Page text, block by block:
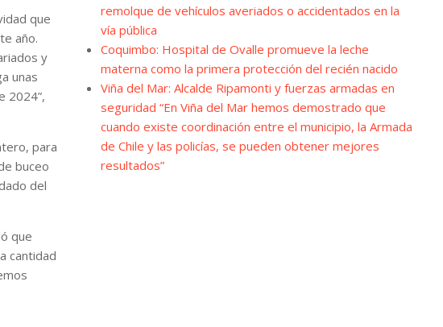
que
año.
y
unas
2024”,
para
buceo
del
que
cantidad
remolque de vehículos averiados o accidentados en la
vía pública
Coquimbo: Hospital de Ovalle promueve la leche
materna como la primera protección del recién nacido
Viña del Mar: Alcalde Ripamonti y fuerzas armadas en
seguridad “En Viña del Mar hemos demostrado que
cuando existe coordinación entre el municipio, la Armada
de Chile y las policías, se pueden obtener mejores
resultados”